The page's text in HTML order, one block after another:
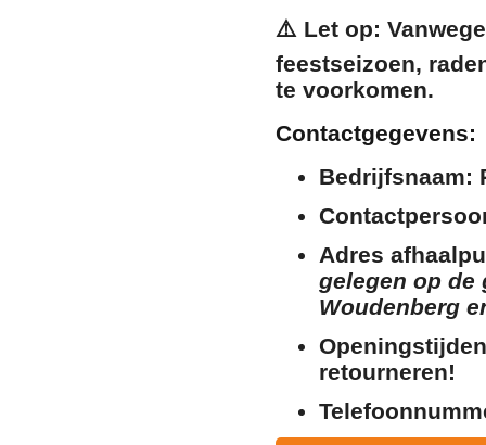
⚠️ Let op:
feestseizoen,
te voorkomen.
Contactgegevens:
Bedrijfsnaam:
Adres
gelegen op de
Woudenberg
retourneren!